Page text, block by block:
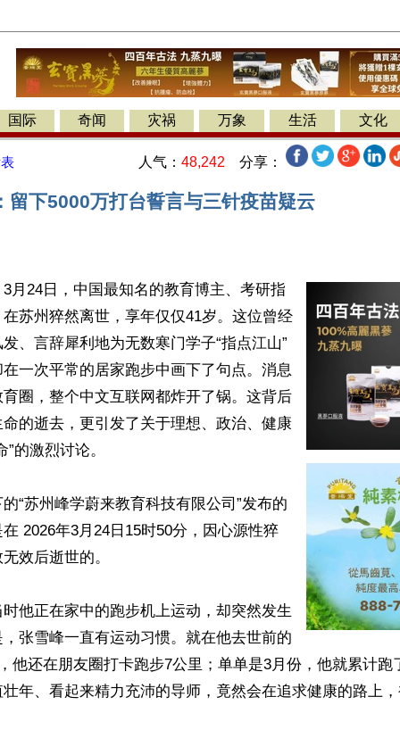
国际 奇闻 灾祸 万象 生活 文化
人气： 48,242 分享：
留下5000万打台誓言与三针疫苗疑云
月24日，中国最知名的教育博主、考研指
苏州猝然离世，享年仅仅41岁。这位曾经
、言辞犀利地为无数寒门学子“指点江山”
一次平常的居家跑步中画下了句点。消息
圈，整个中文互联网都炸开了锅。这背后
的逝去，更引发了关于理想、政治、健康
的激烈讨论。
“苏州峰学蔚来教育科技有限公司”发布的
2026年3月24日15时50分，因心源性猝
效后逝世的。
他正在家中的跑步机上运动，却突然发生
张雪峰一直有运动习惯。就在他去世前的
他还在朋友圈打卡跑步7公里；单单是3月份，他就累计跑
年、看起来精力充沛的导师，竟然会在追求健康的路上